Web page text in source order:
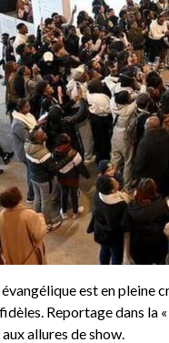
est en pleine
Reportage dans la
allures de show.